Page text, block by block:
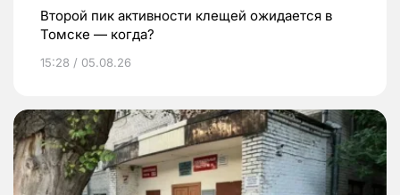
Второй пик активности клещей ожидается в
Томске — когда?
15:28 / 05.08.26